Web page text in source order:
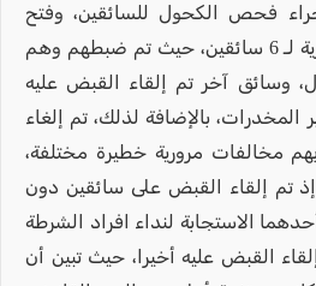
فحص الكحول للسائقين، وفتح
تحقيق في مخالفات مرورية لـ 6 سائقين، حيث تم ضبطهم وهم
وسائق آخر تم إلقاء القبض عليه
المخدرات، بالإضافة لذلك، تم إلغاء
مخالفات مرورية خطيرة مختلفة،
مركبات، إذ تم إلقاء القبض على سائقين دون
الاستجابة لنداء افراد الشرطة
القبض عليه أخيرا، حيث تبين أن